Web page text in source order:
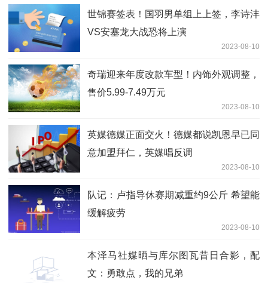
世锦赛签表！国羽男单组上上签，李诗沣
VS安塞龙大战恐将上演
2023-08-10
奇瑞迎来年度改款车型！内饰外观调整，
售价5.99-7.49万元
2023-08-10
英媒德媒正面交火！德媒都说凯恩早已同
意加盟拜仁，英媒唱反调
2023-08-10
队记：卢指导休赛期减重约9公斤 希望能
缓解疲劳
2023-08-10
本泽马社媒晒与库尔图瓦昔日合影，配
文：勇敢点，我的兄弟